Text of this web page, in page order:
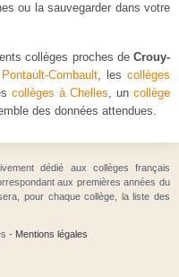
ou la sauvegarder dans votre
collèges proches de Crouy-
Combault, lescollèges
collèges à Chelles, un collège
des données attendues.
dédié aux collèges français
aux premières années du
pour chaque collège, la liste des
- Mentions légales